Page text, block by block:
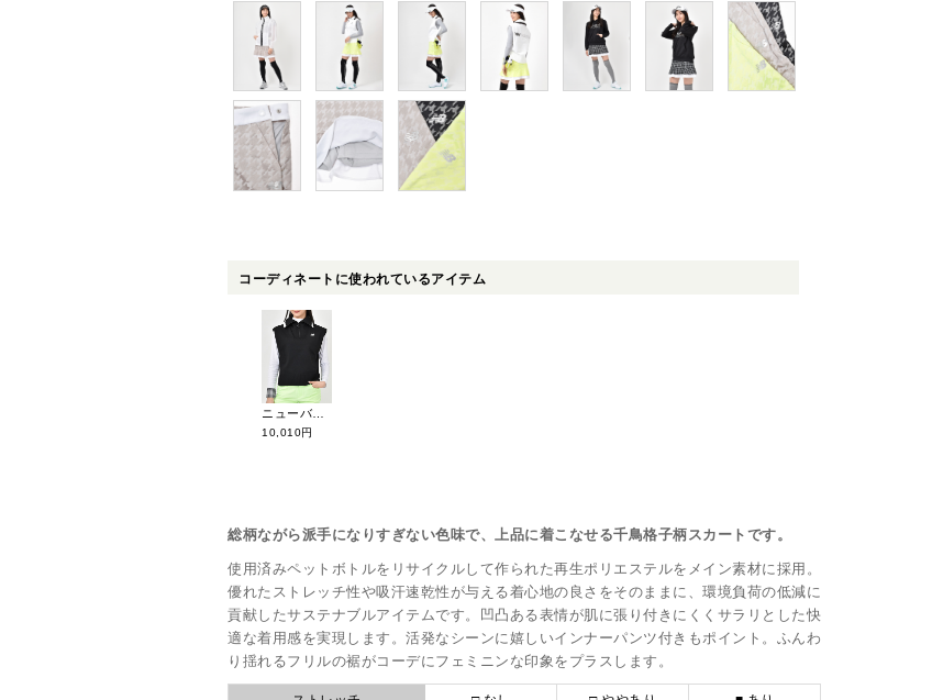
コーディネートに使われているアイテム
10,010円
総柄ながら派手になりすぎない色味で、上品に着こなせる千鳥格子柄スカートです。
使用済みペットボトルをリサイクルして作られた再生ポリエステルをメイン素材に採用。
優れたストレッチ性や吸汗速乾性が与える着心地の良さをそのままに、環境負荷の低減に
貢献したサステナブルアイテムです。凹凸ある表情が肌に張り付きにくくサラリとした快
適な着用感を実現します。活発なシーンに嬉しいインナーパンツ付きもポイント。ふんわ
り揺れるフリルの裾がコーデにフェミニンな印象をプラスします。